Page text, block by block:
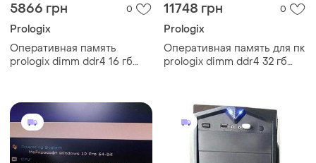
5866 грн 0
Prologix
Оперативная память
prologix dimm ddr4 16 гб
11748 грн 0
Prologix
Оперативная память для пк
prologix dimm ddr4 32 гб